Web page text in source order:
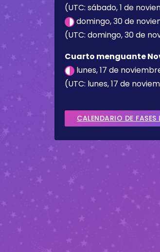
(UTC: sábado, 1 de
domingo, 30 de
(UTC: domingo, 30 de
Cuarto menguante
lunes, 17 de
(UTC: lunes, 17 de
CALENDARIO DE